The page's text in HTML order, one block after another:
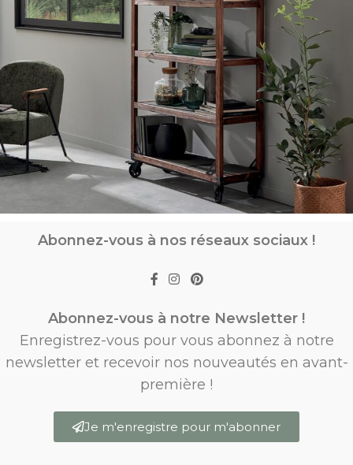
Abonnez-vous à nos réseaux sociaux !
Abonnez-vous à notre Newsletter !
Enregistrez-vous pour vous abonnez à notre
newsletter et recevoir nos nouveautés en avant-
première !
Je m'enregistre pour m'abonner